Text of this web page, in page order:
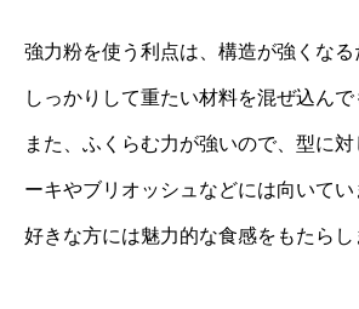
強力粉を使う利点は、構造が強くな
しっかりして重たい材料を混ぜ込んで
また、ふくらむ力が強いので、型に
ーキやブリオッシュなどには向いて
好きな方には魅力的な食感をもたらし